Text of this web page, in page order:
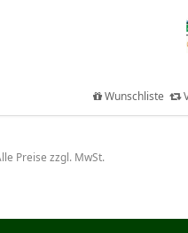
Wunschliste
Preise zzgl. MwSt.